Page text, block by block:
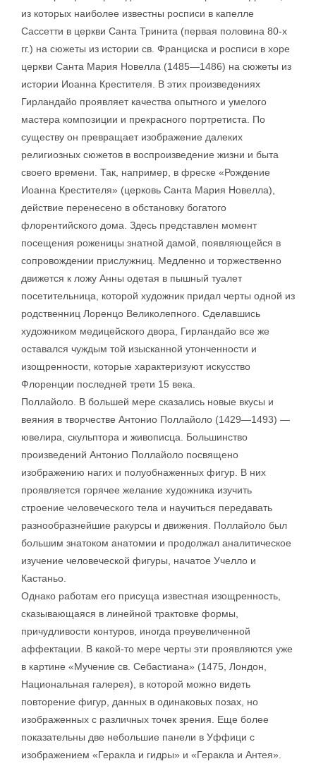
из которых наиболее известны росписи в капелле
Сассетти в церкви Санта Тринита (первая половина 80-х
гг.) на сюжеты из истории св. Франциска и росписи в хоре
церкви Санта Мария Новелла (1485—1486) на сюжеты из
истории Иоанна Крестителя. В этих произведениях
Гирландайо проявляет качества опытного и умелого
мастера композиции и прекрасного портретиста. По
существу он превращает изображение далеких
религиозных сюжетов в воспроизведение жизни и быта
своего времени. Так, например, в фреске «Рождение
Иоанна Крестителя» (церковь Санта Мария Новелла),
действие перенесено в обстановку богатого
флорентийского дома. Здесь представлен момент
посещения роженицы знатной дамой, появляющейся в
сопровождении прислужниц. Медленно и торжественно
движется к ложу Анны одетая в пышный туалет
посетительница, которой художник придал черты одной из
родственниц Лоренцо Великолепного. Сделавшись
художником медицейского двора, Гирландайо все же
оставался чуждым той изысканной утонченности и
изощренности, которые характеризуют искусство
Флоренции последней трети 15 века.
Поллайоло. В большей мере сказались новые вкусы и
веяния в творчестве Антонио Поллайоло (1429—1493) —
ювелира, скульптора и живописца. Большинство
произведений Антонио Поллайоло посвящено
изображению нагих и полуобнаженных фигур. В них
проявляется горячее желание художника изучить
строение человеческого тела и научиться передавать
разнообразнейшие ракурсы и движения. Поллайоло был
большим знатоком анатомии и продолжал аналитическое
изучение человеческой фигуры, начатое Учелло и
Кастаньо.
Однако работам его присуща известная изощренность,
сказывающаяся в линейной трактовке формы,
причудливости контуров, иногда преувеличенной
аффектации. В какой-то мере черты эти проявляются уже
в картине «Мучение св. Себастиана» (1475, Лондон,
Национальная галерея), в которой можно видеть
повторение фигур, данных в одинаковых позах, но
изображенных с различных точек зрения. Еще более
показательны две небольшие панели в Уффици с
изображением «Геракла и гидры» и «Геракла и Антея».